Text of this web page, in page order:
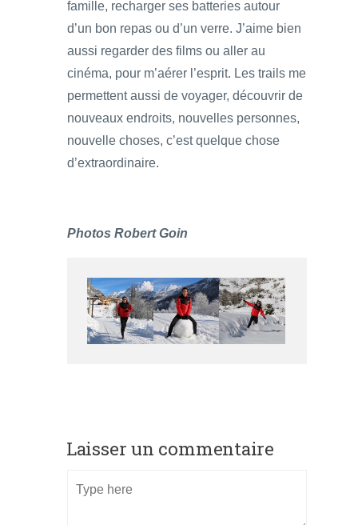
famille, recharger ses batteries autour
d’un bon repas ou d’un verre. J’aime bien
aussi regarder des films ou aller au
cinéma, pour m’aérer l’esprit. Les trails me
permettent aussi de voyager, découvrir de
nouveaux endroits, nouvelles personnes,
nouvelle choses, c’est quelque chose
d’extraordinaire.
Photos Robert Goin
Laisser un commentaire